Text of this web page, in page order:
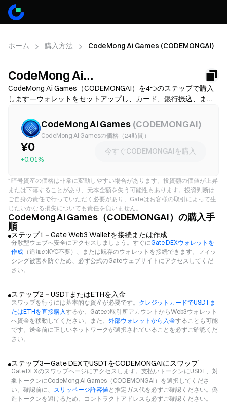
ホーム 購入方法 CodeMong Ai Games (CODEMONGAI)
CodeMong Ai
Games(CODEMONGAI)の購入方法
CodeMong Ai Games（CODEMONGAI）を4つのステップで購入
します—ウォレットをセットアップし、カード、銀行振込、また
所でCODEMONGAIへスワップします。資金調達方法を比較し、確
認前にガス代とスリッページを確認し、CODEMONGAIを安全に保
管する方法を学んでください。利用可能性と手数料はネットワー
クおよび提供業者によって異なります。
CodeMong Ai Games (CODEMONGAI)
CodeMong Ai Gamesの価格（24時間）
¥0
+0.01%
今すぐCODEMONGAIを購入
* 暗号資産の価格は非常に変動しやすい場合があります。投資額の価値が上昇
または下落することがあり、元本全額を失う可能性もあります。投資判断は
ご自身の責任で行っていただく必要があり、Gateはお客様の取引によって生
じたいかなる損失についても責任を負いません。
CodeMong Ai Games（CODEMONGAI）の購入手
順
ステップ1－Gate Web3 Walletを接続または作成
分散型ウェブへ安全にアクセスしましょう。すぐにGate DEXウォレットを
作成 （追加のKYC不要）、または既存のウォレットを接続できます。フィッ
シング被害を防ぐため、必ず公式のGateウェブサイトにアクセスしてくだ
さい。
ステップ2－USDTまたはETHを入金
スワップを行うには基本的な資産が必要です。 クレジットカードでUSDTま
たはETHを直接購入するか、Gateの取引所アカウントからWeb3ウォレット
へ資金を移動してください。また、 外部ウォレットから入金することも可能
です。送金前に正しいネットワークが選択されていることを必ずご確認くだ
さい。
ステップ3—Gate DEXでUSDTをCODEMONGAIにスワップ
Gate DEXのスワップページにアクセスします。支払いトークンにUSDT、対
象トークンにCodeMong Ai Games（CODEMONGAI）を選択してくださ
い。確認前に、 スリッページ許容値と推定ガス代を必ずご確認ください。偽
造トークンを避けるため、コントラクトアドレスも必ずご確認ください。